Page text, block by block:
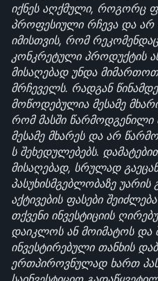
იქნეს აღქმული, როგორც
პროფესიული რჩევა და არ
იმისთვის, რომ
კონკრეტული პროდუქტის ან
მისაღებად უნდა
მრჩეველს. რადგან
მოწოდებულია მესამე
რომ მასში წარმოდგენილი
მესამე მხარეს და არ
ს შეხედულებებს.
მისაღებად, სრულად
პასუხისმგებლობაზე
აქტივების ფასები
თქვენი ინვესტიციის
დაიკლოს ან მოიმატოს
ინვესტირებული თანხის
ერთპიროვნულად ხართ